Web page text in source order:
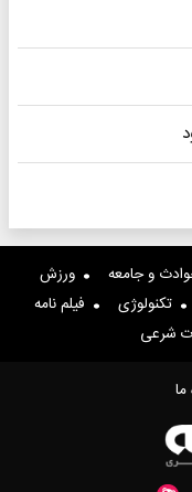
و جامعه
ورزش
تکنولوژی
فیلم نامه
شرعی
ما